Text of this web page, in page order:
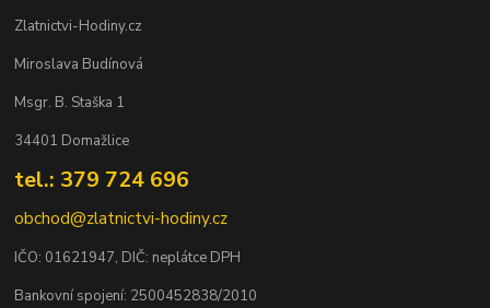
Zlatnictvi-Hodiny.cz
Miroslava Budínová
Msgr. B. Staška 1
34401 Domažlice
tel.: 379 724 696
obchod@zlatnictvi-hodiny.cz
IČO: 01621947, DIČ: neplátce DPH
Bankovní spojení: 2500452838/2010